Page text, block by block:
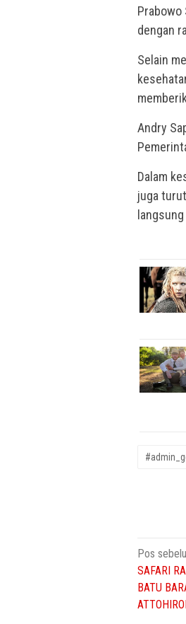
Prabowo
dengan
Selain
Andry
Dalam
juga
pos
Pos
SAFARI
BATU